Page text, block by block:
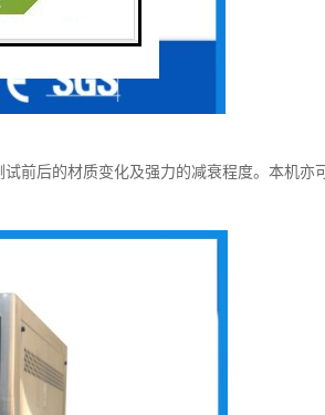
前后的材质变化及强力的减衰程度。本机亦可